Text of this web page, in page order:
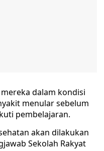
dalam kondisi
menular sebelum
pembelajaran.
akan dilakukan
Sekolah Rakyat